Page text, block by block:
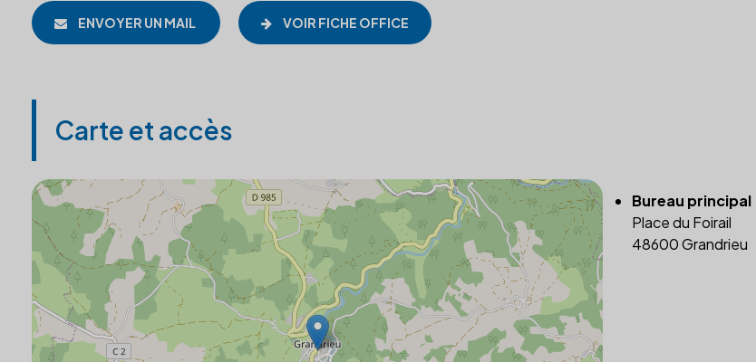
ENVOYER UN MAIL VOIR FICHE OFFICE
Carte et accès
Bureau principal
Place du Foirail
48600 Grandrieu